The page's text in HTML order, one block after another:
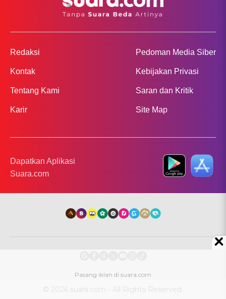
Redaksi
Kontak
Tentang Kami
Karir
Pedoman Media Siber
Kebijakan Privasi
Saran dan Kritik
Site Map
Dapatkan Aplikasi
Suara.com
© 2026 suara.com - All Rights Reserved.